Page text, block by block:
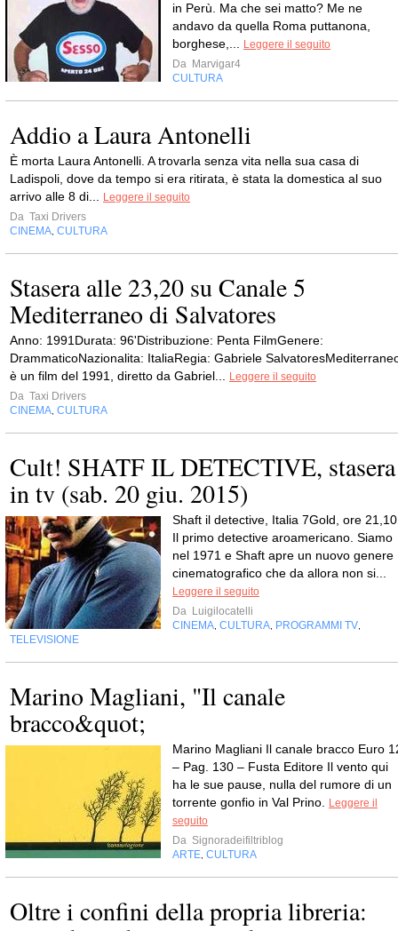
in Perù. Ma che sei matto? Me ne
andavo da quella Roma puttanona,
borghese,...
Leggere il seguito
Da Marvigar4
CULTURA
Addio a Laura Antonelli
È morta Laura Antonelli. A trovarla senza vita nella sua casa di
Ladispoli, dove da tempo si era ritirata, è stata la domestica al suo
arrivo alle 8 di...
Leggere il seguito
Da Taxi Drivers
CINEMA CULTURA
Stasera alle 23,20 su Canale 5
Mediterraneo di Salvatores
Anno: 1991Durata: 96'Distribuzione: Penta FilmGenere:
DrammaticoNazionalita: ItaliaRegia: Gabriele
è un film del 1991, diretto da Gabriel...
Leggere il seguito
Da Taxi Drivers
CINEMA CULTURA
Cult! SHATF IL DETECTIVE, stasera
in tv (sab. 20 giu. 2015)
Shaft il detective, Italia 7Gold, ore
Il primo detective aroamericano. Siamo
nel 1971 e Shaft apre un nuovo genere
cinematografico che da allora non si...
Leggere il seguito
Da Luigilocatelli
CINEMA CULTURA PROGRAMMI TV
TELEVISIONE
Marino Magliani, "Il canale
bracco&quot;
Marino Magliani Il canale bracco Euro
– Pag. 130 – Fusta Editore Il vento qui
ha le sue pause, nulla del rumore di un
torrente gonfio in Val Prino.
Leggere il
seguito
Da Signoradeifiltriblog
ARTE CULTURA
Oltre i confini della propria libreria: